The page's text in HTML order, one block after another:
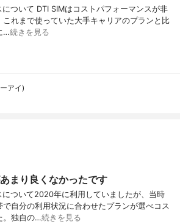
ついて DTI SIMはコストパフォーマンスが非
れまで使っていた大手キャリアのプランと比
…続きを見る
アイ)
まり良くなかったです
ついて2020年に利用していましたが、当時
自分の利用状況に合わせたプランが選べコス
。独自の…続きを見る